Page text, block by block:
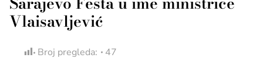
Vlaisavljević
Broj pregleda: 47